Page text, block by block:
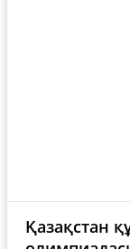
Қазақстан